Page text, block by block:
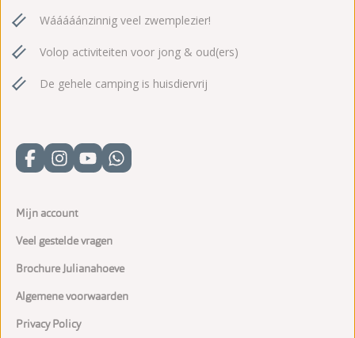
Wááááánzinnig veel zwemplezier!
Volop activiteiten voor jong & oud(ers)
De gehele camping is huisdiervrij
Mijn account
Veel gestelde vragen
Brochure Julianahoeve
Algemene voorwaarden
Privacy Policy